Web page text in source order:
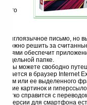
англоязычное письмо, но
можно решить за
обеспечит
отдельной папке.
вы можете свободно
в браузер Internet
или ее выделенного
картинок и
легко справится с
В версии для смартфона